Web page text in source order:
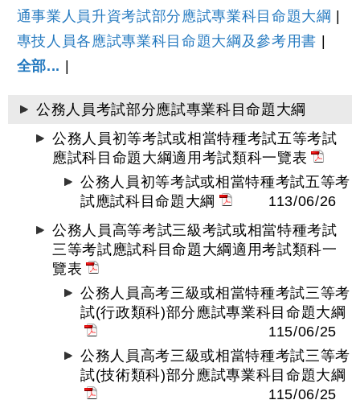
通事業人員升資考試部分應試專業科目命題大綱
專技人員各應試專業科目命題大綱及參考用書
全部...
公務人員考試部分應試專業科目命題大綱
公務人員初等考試或相當特種考試五等考試
應試科目命題大綱適用考試類科一覽表
公務人員初等考試或相當特種考試五等考
試應試科目命題大綱
113/06/26
公務人員高等考試三級考試或相當特種考試
三等考試應試科目命題大綱適用考試類科一
覽表
公務人員高考三級或相當特種考試三等考
試(行政類科)部分應試專業科目命題大綱
115/06/25
公務人員高考三級或相當特種考試三等考
試(技術類科)部分應試專業科目命題大綱
115/06/25